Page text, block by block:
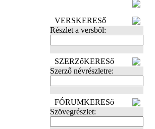
VERSKERESő
Részlet a versből:
SZERZőKERESő
Szerző névrészletre:
FÓRUMKERESő
Szövegrészlet: